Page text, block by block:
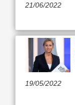
21/06/2022
19/05/2022